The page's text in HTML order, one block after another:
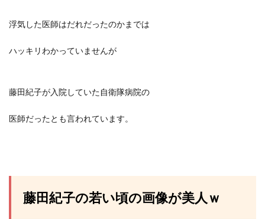
浮気した医師はだれだったのかまでは
ハッキリわかっていませんが
藤田紀子が入院していた自衛隊病院の
医師だったとも言われています。
藤田紀子の若い頃の画像が美人ｗ